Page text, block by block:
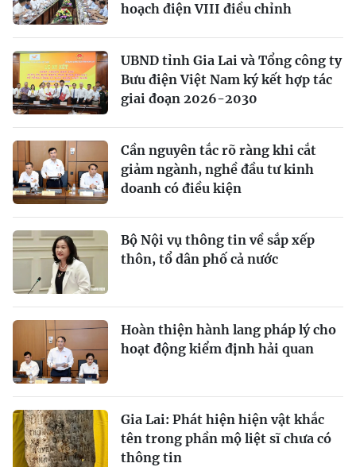
hoạch điện VIII điều chỉnh
UBND tỉnh Gia Lai và Tổng công ty
Bưu điện Việt Nam ký kết hợp tác
giai đoạn 2026-2030
Cần nguyên tắc rõ ràng khi cắt
giảm ngành, nghề đầu tư kinh
doanh có điều kiện
Bộ Nội vụ thông tin về sắp xếp
thôn, tổ dân phố cả nước
Hoàn thiện hành lang pháp lý cho
hoạt động kiểm định hải quan
Gia Lai: Phát hiện hiện vật khắc
tên trong phần mộ liệt sĩ chưa có
thông tin